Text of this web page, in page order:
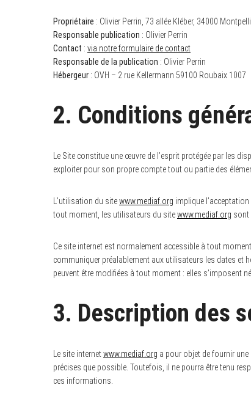
Propriétaire : Olivier Perrin, 73 allée Kléber, 34000
Responsable publication : Olivier Perrin
Contact : via notre formulaire de contact
Responsable de la publication : Olivier Perrin
Hébergeur : OVH – 2 rue Kellermann 59100 Roubaix 1007
2. Conditions
Le Site constitue une œuvre de l’esprit protégée par les
exploiter pour son propre compte tout ou partie des
L’utilisation du sitewww.mediaf.org implique
tout moment, les utilisateurs du sitewww.mediaf.org sont
Ce site internet est normalement accessible à tout
communiquer préalablement aux utilisateurs les dates et
peuvent être modifiées à tout moment : elles s’imposent
3. Description des
Le site internetwww.mediaf.org a pour objet de fournir
précises que possible. Toutefois, il ne pourra être tenu
ces informations.